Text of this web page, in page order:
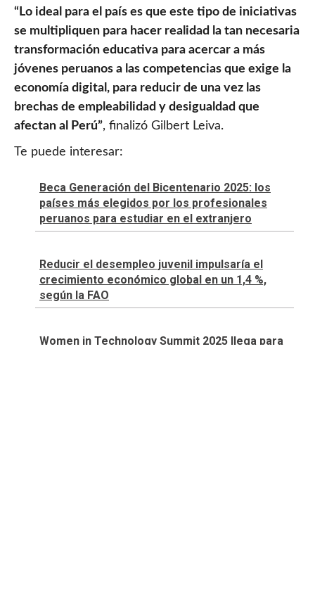
“Lo ideal para el país es que este tipo de iniciativas
se multipliquen para hacer realidad la tan necesaria
transformación educativa para acercar a más
jóvenes peruanos a las competencias que exige la
economía digital, para reducir de una vez las
brechas de empleabilidad y desigualdad que
afectan al Perú”, finalizó Gilbert Leiva.
Te puede interesar:
Beca Generación del Bicentenario 2025: los
países más elegidos por los profesionales
peruanos para estudiar en el extranjero
Reducir el desempleo juvenil impulsaría el
crecimiento económico global en un 1,4 %,
según la FAO
Women in Technology Summit 2025 llega para